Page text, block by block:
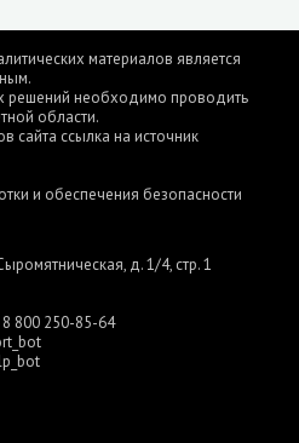
материалов является
решений необходимо проводить
области.
сайта ссылка на источник
и обеспечения безопасности
д. 1/4, стр. 1
8 800 250-85-64